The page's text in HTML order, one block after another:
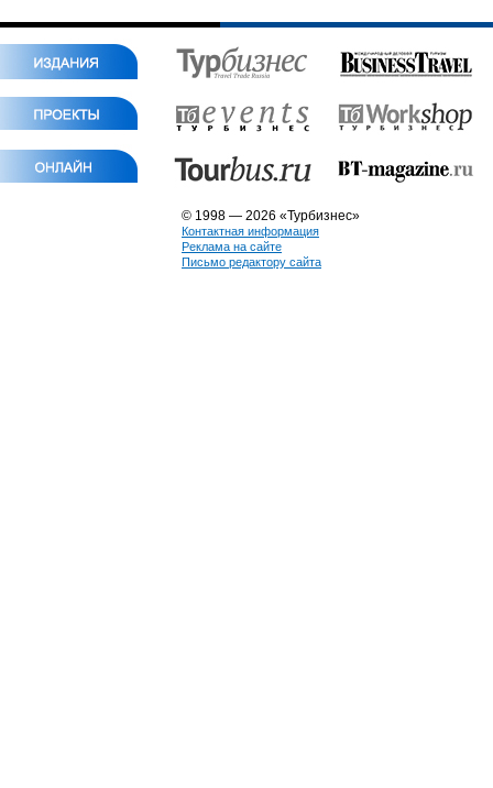
© 1998 — 2026 «Турбизнес»
Контактная информация
Реклама на сайте
Письмо редактору сайта